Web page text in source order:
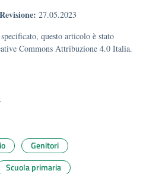
Revisione: 27.05.2023
questo articolo è stato
Commons Attribuzione 4.0 Italia.
Genitori
Scuola primaria